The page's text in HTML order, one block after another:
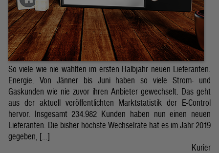
So viele wie nie wählten im ersten Halbjahr neuen Lieferanten.
Energie. Von Jänner bis Juni haben so viele Strom- und
Gaskunden wie nie zuvor ihren Anbieter gewechselt. Das geht
aus der aktuell veröffentlichten Marktstatistik der E-Control
hervor. Insgesamt 234.982 Kunden haben nun einen neuen
Lieferanten. Die bisher höchste Wechselrate hat es im Jahr 2019
gegeben, […]
Kurier